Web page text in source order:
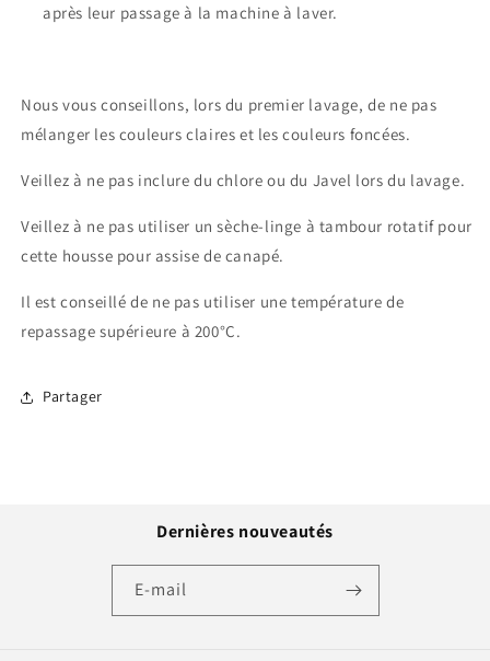
après leur passage à la machine à laver.
Nous vous conseillons, lors du premier lavage, de ne pas
mélanger les couleurs claires et les couleurs foncées.
Veillez à ne pas inclure du chlore ou du Javel lors du lavage.
Veillez à ne pas utiliser un sèche-linge à tambour rotatif pour
cette housse pour assise de canapé.
Il est conseillé de ne pas utiliser une température de
repassage supérieure à 200°C.
Partager
Dernières nouveautés
E-mail